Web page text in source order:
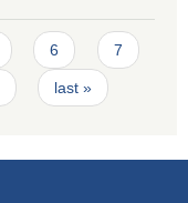
6 7
last »